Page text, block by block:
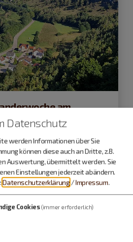
am
Datenschutz
werden Informationen über Sie
können diese auch an Dritte, z.B.
Auswertung, übermittelt werden. Sie
Einstellungen jederzeit abändern.
Datenschutzerklärung /Impressum.
Cookies (immer erforderlich)